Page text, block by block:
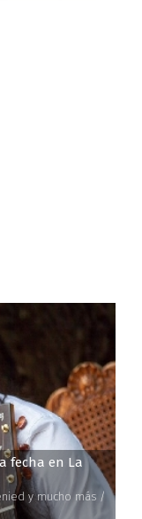
fecha en La
y mucho más /